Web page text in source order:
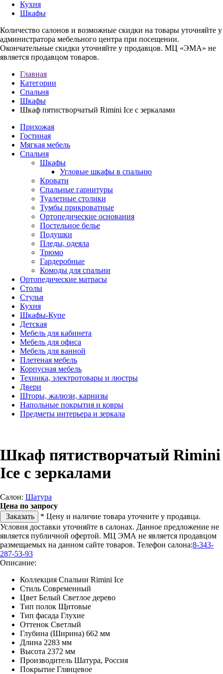
Кухня
Шкафы
Количество салонов и возможные скидки на товары уточняйте у
администратора мебельного центра при посещении.
Окончательные скидки уточняйте у продавцов. МЦ «ЭМА» не
является продавцом товаров.
Главная
Категории
Спальня
Шкафы
Шкаф пятистворчатый Rimini Ice с зеркалами
Прихожая
Гостиная
Мягкая мебель
Спальня
Шкафы
Угловые шкафы в спальню
Кровати
Спальные гарнитуры
Туалетные столики
Тумбы прикроватные
Ортопедические основания
Постельное белье
Подушки
Пледы, одеяла
Трюмо
Гардеробные
Комоды для спальни
Ортопедические матрасы
Столы
Стулья
Кухня
Шкафы-Купе
Детская
Мебель для кабинета
Мебель для офиса
Мебель для ванной
Плетеная мебель
Корпусная мебель
Техника, электротовары и люстры
Двери
Шторы, жалюзи, карнизы
Напольные покрытия и ковры
Предметы интерьера и зеркала
Шкаф пятистворчатый Rimini
Ice с зеркалами
Салон: Шатура
Цена по запросу
Заказать
* Цену и наличие товара уточните у продавца.
Условия доставки уточняйте в салонах. Данное предложение не
является публичной офертой. МЦ ЭМА не является продавцом
размещаемых на данном сайте товаров. Телефон салона:8-343-
287-53-93
Описание:
Коллекция Спальни Rimini Ice
Стиль Современный
Цвет Белый Светлое дерево
Тип полок Щитовые
Тип фасада Глухие
Оттенок Светлый
Глубина (Ширина) 662 мм
Длина 2283 мм
Высота 2372 мм
Производитель Шатура, Россия
Покрытие Глянцевое